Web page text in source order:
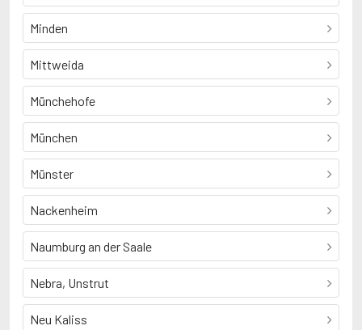
Minden
Mittweida
Münchehofe
München
Münster
Nackenheim
Naumburg an der Saale
Nebra, Unstrut
Neu Kaliss